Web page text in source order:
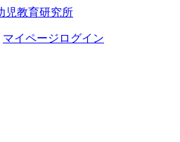
マイページログイン